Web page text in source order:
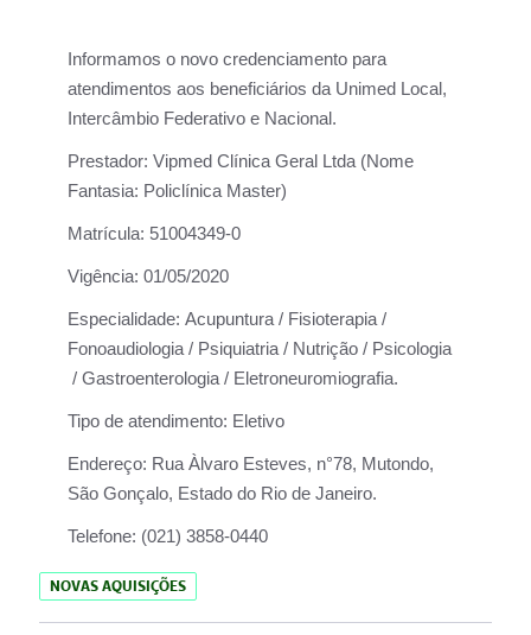
Informamos o novo credenciamento para
atendimentos aos beneficiários da Unimed Local,
Intercâmbio Federativo e Nacional.
Prestador: Vipmed Clínica Geral Ltda (Nome
Fantasia: Policlínica Master)
Matrícula: 51004349-0
Vigência: 01/05/2020
Especialidade: Acupuntura / Fisioterapia /
Fonoaudiologia / Psiquiatria / Nutrição / Psicologia
/ Gastroenterologia / Eletroneuromiografia.
Tipo de atendimento: Eletivo
Endereço: Rua Àlvaro Esteves, n°78, Mutondo,
São Gonçalo, Estado do Rio de Janeiro.
Telefone: (021) 3858-0440
NOVAS AQUISIÇÕES